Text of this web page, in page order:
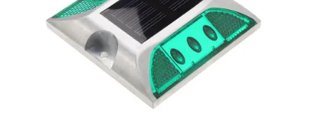
SHOP
SITEMAP
PRIVACYBELEID